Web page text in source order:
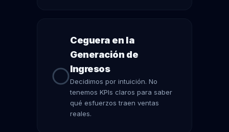
Ceguera en la
Generación de
Ingresos
Decidimos por intuición. No
tenemos KPIs claros para saber
qué esfuerzos traen ventas
reales.